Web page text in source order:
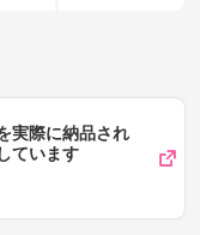
実際に納品され
ています